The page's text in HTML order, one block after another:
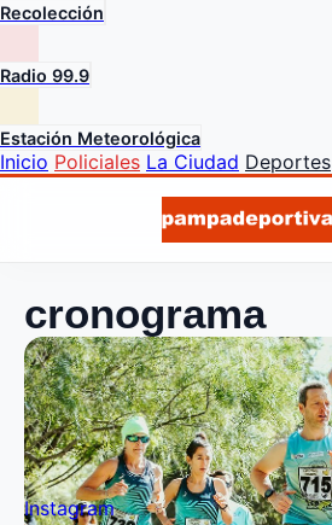
Recolección
Radio 99.9
Estación Meteorológica
Inicio Policiales La Ciudad Deportes
cronograma
Instagram